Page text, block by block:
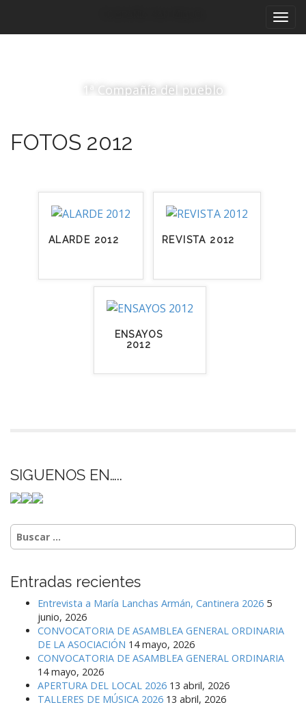
1ª Compañía del pueblo
FOTOS 2012
ALARDE 2012 REVISTA 2012
ENSAYOS
2012
SIGUENOS EN…..
Buscar:
Entradas recientes
Entrevista a María Lanchas Armán, Cantinera 2026 5
junio, 2026
CONVOCATORIA DE ASAMBLEA GENERAL ORDINARIA
DE LA ASOCIACIÓN 14 mayo, 2026
CONVOCATORIA DE ASAMBLEA GENERAL ORDINARIA
14 mayo, 2026
APERTURA DEL LOCAL 2026 13 abril, 2026
TALLERES DE MÚSICA 2026 13 abril, 2026